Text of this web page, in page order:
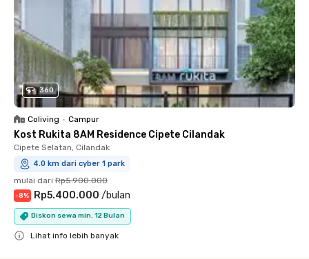
360
Coliving • Campur
Kost Rukita 8AM Residence Cipete Cilandak
Cipete Selatan, Cilandak
4.0 km dari cyber 1 park
mulai dari Rp5.900.000
-8% Rp5.400.000 /bulan
Diskon sewa min. 12 Bulan
Lihat info lebih banyak